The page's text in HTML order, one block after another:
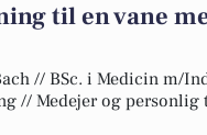
til en vane
// BSc. i Medicin m/
// Medejer og